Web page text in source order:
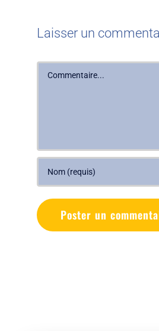
Laisser un
Commentaire